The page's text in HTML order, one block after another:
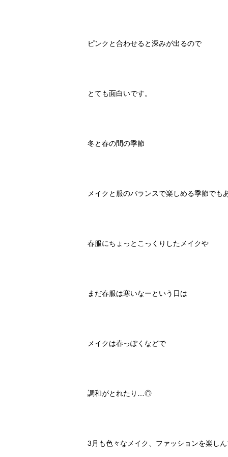
ピンクと合わせると深みが出るので
とても面白いです。
冬と春の間の季節
メイクと服のバランスで楽しめる季節でも
春服にちょっとこっくりしたメイクや
まだ春服は寒いなーという日は
メイクは春っぽくなどで
調和がとれたり…◎
3月も色々なメイク、ファッションを楽し